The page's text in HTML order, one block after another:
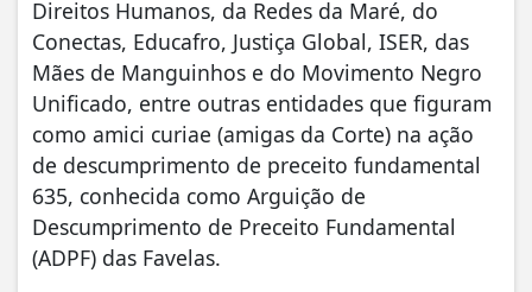
Direitos Humanos, da Redes da Maré, do
Conectas, Educafro, Justiça Global, ISER, das
Mães de Manguinhos e do Movimento Negro
Unificado, entre outras entidades que figuram
como amici curiae (amigas da Corte) na ação
de descumprimento de preceito fundamental
635, conhecida como Arguição de
Descumprimento de Preceito Fundamental
(ADPF) das Favelas.